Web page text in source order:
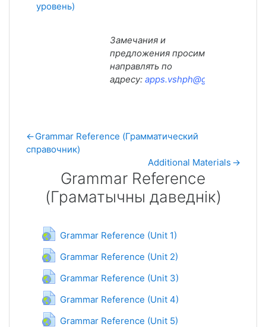
уровень)
Замечания и
предложения просим
направлять по
адресу: apps.vshph@gmail.com
←Grammar Reference (Грамматический
справочник)
Additional Materials →
Grammar Reference
(Граматычны даведнік)
Grammar Reference
Grammar Reference (Unit 1)Гиперссылка
Grammar Reference (Unit 2)Гиперссылка
Grammar Reference (Unit 3)Гиперссылка
Grammar Reference (Unit 4)Гиперссылка
Grammar Reference (Unit 5)Гиперссылка